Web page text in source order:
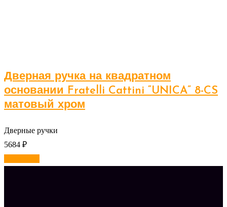
Дверная ручка на квадратном
основании Fratelli Cattini “UNICA” 8-CS
матовый хром
Дверные ручки
5684 ₽